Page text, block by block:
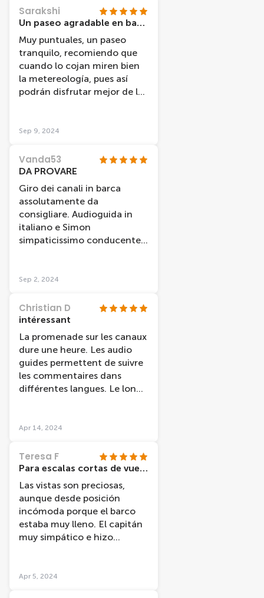
Sarakshi
Un paseo agradable en barco
Muy puntuales, un paseo
tranquilo, recomiendo que
cuando lo cojan miren bien
la metereología, pues así
podrán disfrutar mejor de las
Sep 9, 2024
Vanda53
DA PROVARE
Giro dei canali in barca
assolutamente da
consigliare. Audioguida in
italiano e Simon
simpaticissimo conducente
durata è di un'ora ma ci è
Sep 2, 2024
Christian D
intéressant
La promenade sur les canaux
dure une heure. Les audio
guides permettent de suivre
les commentaires dans
différentes langues. Le long
la ville et des monuments
confort est rudimentaire.
Apr 14, 2024
Teresa F
Para escalas cortas de vuelo
Las vistas son preciosas,
aunque desde posición
incómoda porque el barco
estaba muy lleno. El capitán
muy simpático e hizo
Apr 5, 2024